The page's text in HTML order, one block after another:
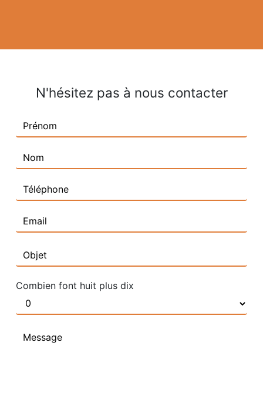
N'hésitez pas à nous contacter
Combien font huit plus dix